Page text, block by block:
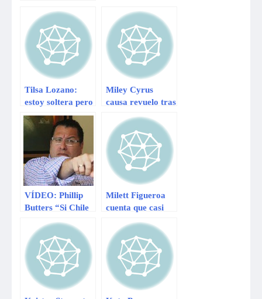
egipcia en
videoclip de ‘Dark
Horse’
Tilsa Lozano:
estoy soltera pero
no sola
Miley Cyrus
causa revuelo tras
besar a estatua de
«bebé» deforme
VÍDEO: Phillip
Butters “Si Chile
es un país
hermano, es
Caín”
Milett Figueroa
cuenta que casi
fue asaltada este
miércoles: “Todo
parecía una
película de
terror”